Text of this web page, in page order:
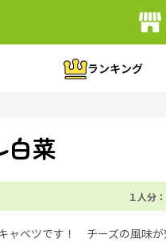
ランキング
白菜
１人分：
ャベツです！ チーズの風味が